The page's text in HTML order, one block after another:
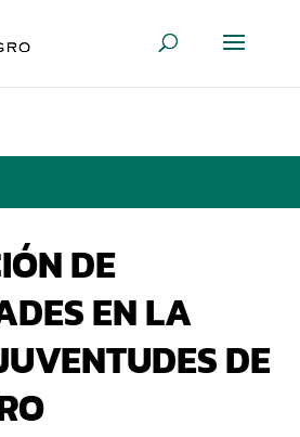
DE
EN LA
DE